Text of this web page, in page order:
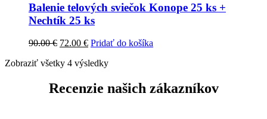
Balenie telových sviečok Konope 25 ks +
Nechtík 25 ks
90.00€ Pôvodná
bola:
72.00 €Aktuálna
je:
Pridať do košíka
Zobraziť všetky 4 výsledky
Recenzie našich zákazníkov